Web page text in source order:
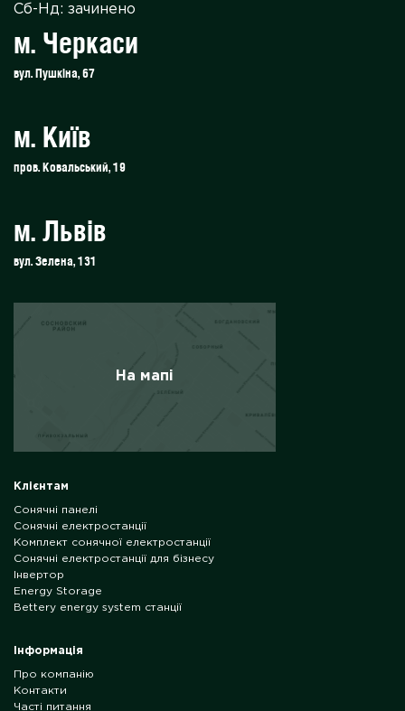
Сб-Нд: зачинено
м. Черкаси
вул. Пушкіна, 67
м. Київ
пров. Ковальський, 19
м. Львів
вул. Зелена, 131
На мапі
Клієнтам
Сонячні панелі
Сонячні електростанції
Комплект сонячної електростанції
Сонячні електростанції для бізнесу
Інвертор
Energy Storage
Bettery energy system станції
Інформація
Про компанію
Контакти
Часті питання